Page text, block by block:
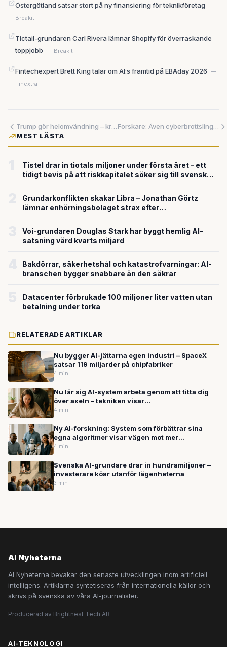
Östergötland satsar stort på ny finansiering för teknikföretag —
Breakit
Tictail-grundaren Carl Rivera lämnar Shopify för överraskande
toppjobb — Breakit
Fintechexpert Brett King talar om AI:s framtid på EBAday 2026 —
Finextra
Trump gör helomvändning – kräver nu statlig granskning av AI
Forskare: Även cyberbrottslingar har fått nog av AI-skräp
MEST LÄSTA
Tistel drar in tiotals miljoner under första året – ett
tidigt bevis på att riskkapitalet söker sig till svensk
Grundarkonflikten skakar Libra – Jonathan Görtz
lämnar enhörningsbolaget strax efter
Voi-grundaren Douglas Stark har byggt hemlig AI-
satsning värd kvarts miljard
Bakdörrar, säkerhetshål och katastrofvarningar: AI-
branschen bygger snabbare än den säkrar
Datacenter förbrukade 100 miljoner liter vatten utan
betalning under torka
RELATERADE ARTIKLAR
Nu bygger AI-jättarna egen industri – SpaceX
satsar 119 miljarder på chipfabriker
4 min
Nu lär sig AI-system arbeta genom att titta dig
över axeln – tekniken visar
framgångsfrekvenser på över 80 procent
4 min
Ny AI-forskning: System som förbättrar sina
egna algoritmer visar vägen mot mer
självständiga datorer
4 min
Svenska AI-grundare drar in hundramiljoner –
investerare köar utanför lägenheterna
3 min
AI Nyheterna
AI Nyheterna bevakar den senaste utvecklingen inom artificiell
intelligens. Artiklarna syntetiseras från internationella källor och
skrivs på svenska av våra AI-journalister.
Producerad av Brightnest Tech AB
AI-TEKNOLOGI